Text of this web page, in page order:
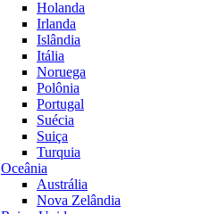
Holanda
Irlanda
Islândia
Itália
Noruega
Polônia
Portugal
Suécia
Suiça
Turquia
Oceânia
Austrália
Nova Zelândia